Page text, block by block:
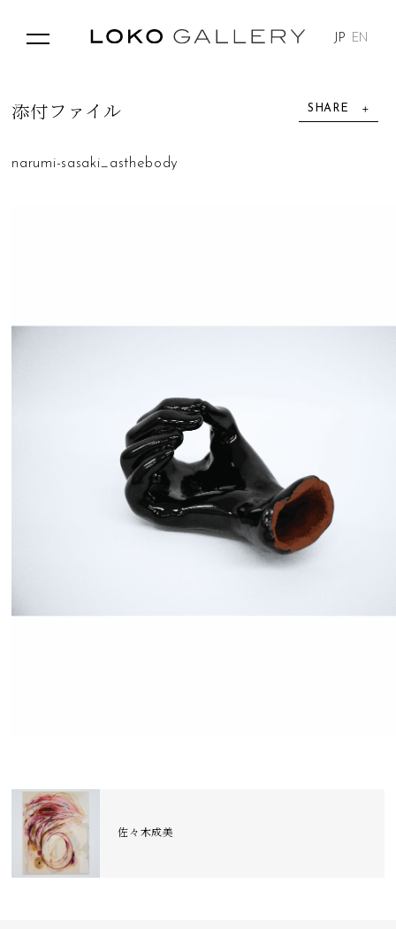
JP EN
SHARE
添付 フ ァ イ ル
narumi-sasaki_asthebody
佐々木成美